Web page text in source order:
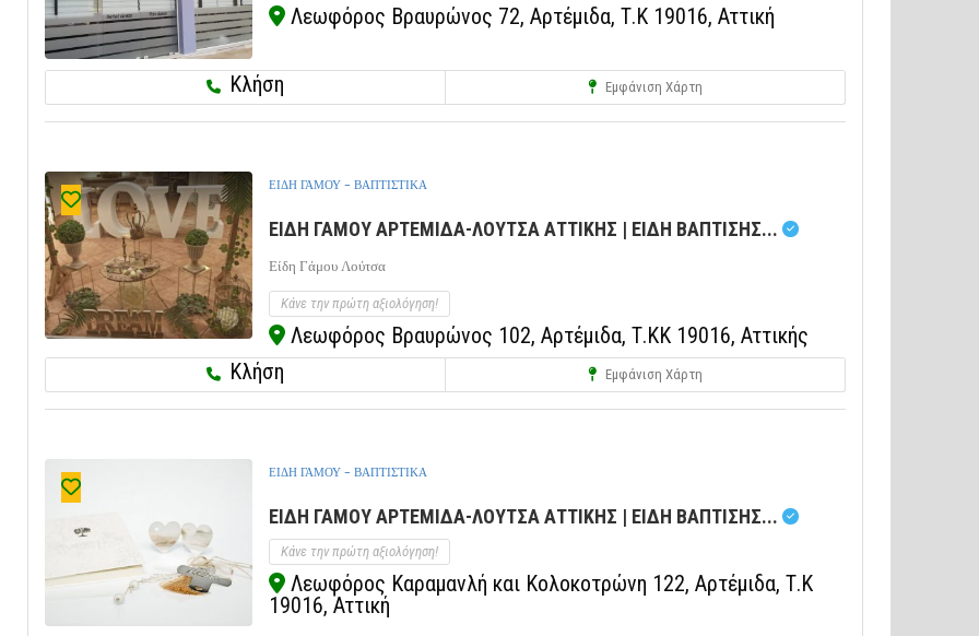
Λεωφόρος Βραυρώνος 72, Αρτέμιδα, Τ.Κ 19016, Αττική
Κλήση Εμφάνιση Χάρτη
ΕΙΔΗ ΓΑΜΟΥ - ΒΑΠΤΙΣΤΙΚΑ
ΕΙΔΗ ΓΑΜΟΥ ΑΡΤΕΜΙΔΑ-ΛΟΥΤΣΑ ΑΤΤΙΚΗΣ | ΕΙΔΗ ΒΑΠΤΙΣΗΣ...
Είδη Γάμου Λούτσα
Κάνε την πρώτη αξιολόγηση!
Λεωφόρος Βραυρώνος 102, Αρτέμιδα, Τ.ΚΚ 19016, Αττικής
Κλήση
Εμφάνιση Χάρτη
ΕΙΔΗ ΓΑΜΟΥ - ΒΑΠΤΙΣΤΙΚΑ
ΕΙΔΗ ΓΑΜΟΥ ΑΡΤΕΜΙΔΑ-ΛΟΥΤΣΑ ΑΤΤΙΚΗΣ | ΕΙΔΗ ΒΑΠΤΙΣΗΣ...
Κάνε την πρώτη αξιολόγηση!
Λεωφόρος Καραμανλή και Κολοκοτρώνη 122, Αρτέμιδα, Τ.Κ
19016, Αττική